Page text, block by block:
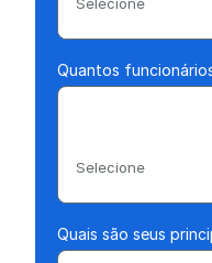
Quantos
Selecione
Quais são seus